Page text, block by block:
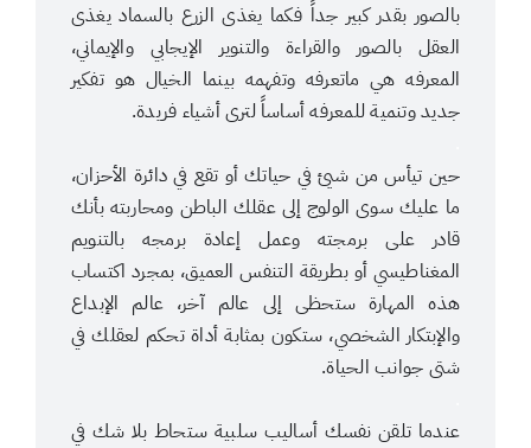
بالصور بقدر كبير جداً فكما يغذى الزرع بالسماد يغذى
العقل بالصور والقراءة والتنوير الإيجابي والإيماني،
المعرفه هي ماتعرفه وتفهمه بينما الخيال هو تفكير
جديد وتنمية للمعرفه أساساً لترى أشياء فريدة.
حين تيأس من شيئ في حياتك أو تقع في دائرة الأحزان،
ما عليك سوى الولوج إلى عقلك الباطن ومحاربته بأنك
قادر على برمجته وعمل إعادة برمجه بالتنويم
المغناطيسي أو بطريقة التنفس العميق، بمجرد اكتساب
هذه المهارة ستحظى إلى عالم آخر، عالم الإبداع
والإبتكار الشخصي، ستكون بمثابة أداة تحكم لعقلك في
شتى جوانب الحياة.
عندما تلقن نفسك أساليب سلبية ستحاط بلا شك في